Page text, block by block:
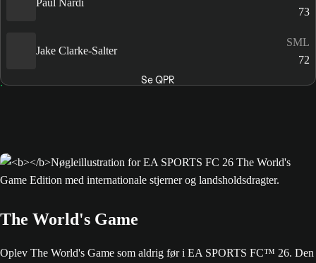
Paul Nardi
73
Jake Clarke-Salter
SML
72
Se QPR
The World's Game
Oplev The World's Game som aldrig før i EA SPORTS FC™ 26. Den